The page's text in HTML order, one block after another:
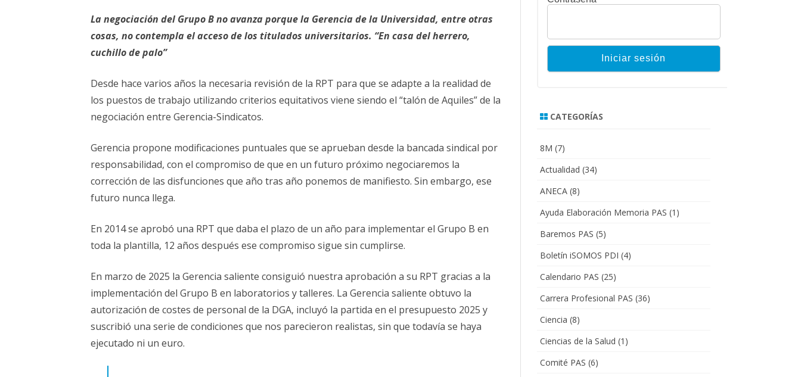
FEMINISMO E IGUALDAD ACTUALIDAD
MUJERES DE LA INTERSINDICAL
ESTATUTOS
AFILIACIÓN
B:
No
avanzar
en
al
conflicto.
La negociación del Grupo B no avanza porque la Gerencia de la Universidad, entre otras
cosas, no contempla el acceso de los titulados universitarios. “En casa del herrero,
cuchillo de palo”
Desde hace varios años la necesaria revisión de la RPT para que se adapte a la realidad de
los puestos de trabajo utilizando criterios equitativos viene siendo el “talón de Aquiles” de la
negociación entre Gerencia-Sindicatos.
Gerencia propone modificaciones puntuales que se aprueban desde la bancada sindical por
responsabilidad, con el compromiso de que en un futuro próximo negociaremos la
corrección de las disfunciones que año tras año ponemos de manifiesto. Sin embargo, ese
futuro nunca llega.
En 2014 se aprobó una RPT que daba el plazo de un año para implementar el Grupo B en
toda la plantilla, 12 años después ese compromiso sigue sin cumplirse.
En marzo de 2025 la Gerencia saliente consiguió nuestra aprobación a su RPT gracias a la
implementación del Grupo B en laboratorios y talleres. La Gerencia saliente obtuvo la
autorización de costes de personal de la DGA, incluyó la partida en el presupuesto 2025 y
suscribió una serie de condiciones que nos parecieron realistas, sin que todavía se haya
ejecutado ni un euro.
CATEGORÍAS
8M (7)
Actualidad (34)
ANECA(8)
Ayuda Elaboración Memoria PAS (1)
Baremos PAS (5)
Boletín iSOMOS PDI (4)
Calendario PAS (25)
Carrera Profesional PAS (36)
Ciencia (8)
Ciencias de la Salud (1)
Comité PAS (6)